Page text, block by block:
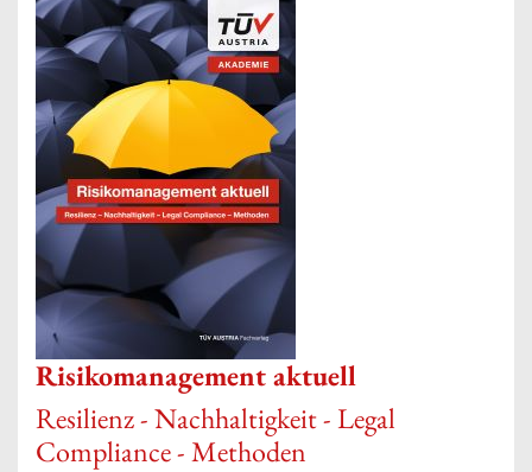
Risikomanagement aktuell
Resilienz - Nachhaltigkeit - Legal
Compliance - Methoden